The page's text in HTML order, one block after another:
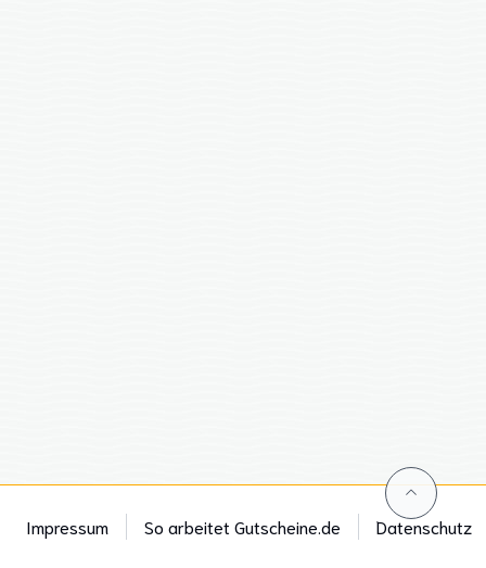
Impressum So arbeitet Gutscheine.de Datenschutz